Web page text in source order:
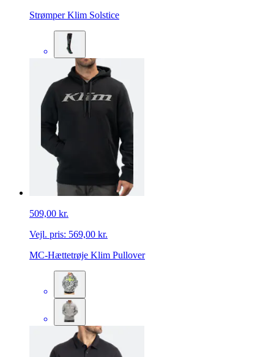
Strømper Klim Solstice
509,00 kr.
Vejl. pris: 569,00 kr.
MC-Hættetrøje Klim Pullover